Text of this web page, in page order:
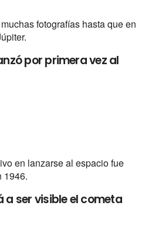
fotografías hasta que en
por primera vez al
en lanzarse al espacio fue
1946.
a ser visible el cometa